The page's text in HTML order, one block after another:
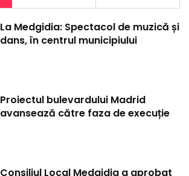
La Medgidia: Spectacol de muzică și
dans, în centrul municipiului
Proiectul bulevardului Madrid
avansează către faza de execuție
Consiliul Local Medgidia a aprobat